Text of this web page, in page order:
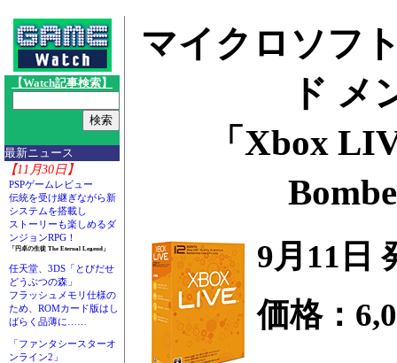
【Watch記事検索】
最新ニュース
【11月30日】
PSPゲームレビュー
伝統を受け継ぎながら新
システムを搭載し
ストーリーも楽しめるダ
ンジョンRPG！
「円卓の生徒 The Eternal Legend」
任天堂、3DS「とびだせ
どうぶつの森」
フラッシュメモリ仕様の
ため、ROMカード版はし
ばらく品薄に……
「ファンタシースターオ
ンライン2」
マイクロソフ
ド メ
「Xbox
9月11日
価格：